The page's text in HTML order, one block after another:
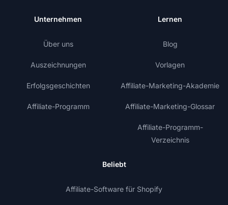
Unternehmen
Über uns
Auszeichnungen
Erfolgsgeschichten
Affiliate-Programm
Lernen
Blog
Vorlagen
Affiliate-Marketing-Akademie
Affiliate-Marketing-Glossar
Affiliate-Programm-
Verzeichnis
Beliebt
Affiliate-Software für Shopify